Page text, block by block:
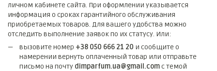
личном кабинете сайта. При оформлении указывается
информация о сроках гарантийного обслуживания
приобретаемых товаров. Для вашего удобства можно
отследить выполнение заявок по их статусу. Или:
вызовите номер +38 050 666 21 20 и сообщите о
намерении вернуть оплаченный товар или отправьте
письмо на почту dimparfum.ua@gmail.comс темой